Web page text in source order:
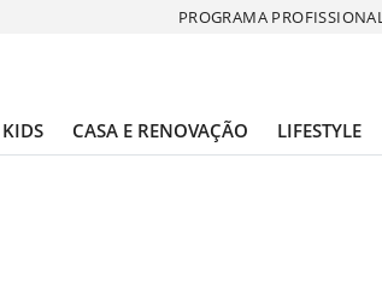
PROGRAMA PROFISSIONAL
KIDS CASA E RENOVAÇÃO LIFESTYLE